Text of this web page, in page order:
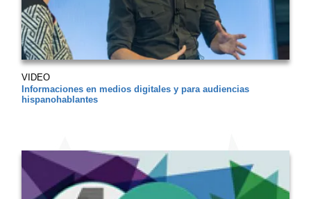
VIDEO
Informaciones en medios digitales y para audiencias
hispanohablantes